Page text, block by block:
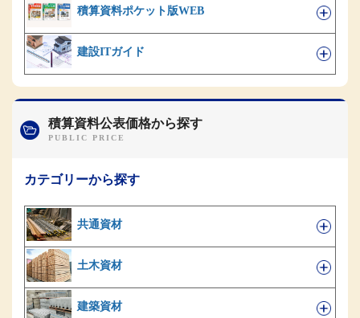
積算資料ポケット版WEB
建設ITガイド
積算資料公表価格から探す
カテゴリーから探す
共通資材
土木資材
建築資材